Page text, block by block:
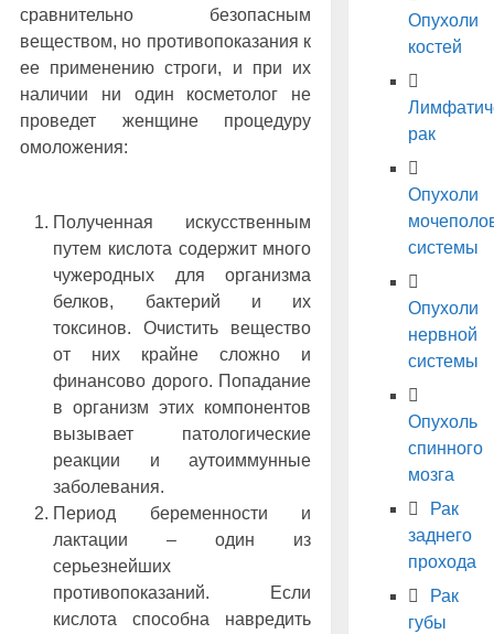
сравнительно безопасным
веществом, но противопоказания к
ее применению строги, и при их
наличии ни один косметолог не
проведет женщине процедуру
омоложения:
Полученная искусственным
путем кислота содержит много
чужеродных для организма
белков, бактерий и их
токсинов. Очистить вещество
от них крайне сложно и
финансово дорого. Попадание
в организм этих компонентов
вызывает патологические
реакции и аутоиммунные
заболевания.
Период беременности и
лактации – один из
серьезнейших
противопоказаний. Если
кислота способна навредить
Опухоли
костей
рак
Опухоли
системы
Опухоли
нервной
системы
Опухоль
спинного
мозга
Рак
заднего
прохода
Рак
губы